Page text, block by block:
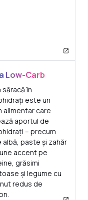
Low-Carb
săracă în
este un
alimentar care
aportul de
– precum
albă, paste și zahăr
accent pe
grăsimi
și legume cu
redus de